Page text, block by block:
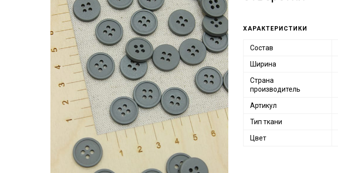
ХАРАКТЕРИСТИКИ
Состав
Ширина
Страна
производитель
Артикул
Тип ткани
Цвет